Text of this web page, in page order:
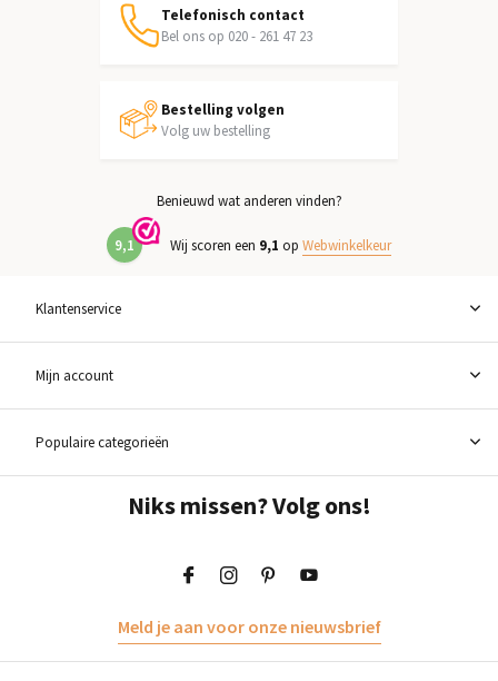
Telefonisch contact
Bel ons op 020 - 261 47 23
Bestelling volgen
Volg uw bestelling
Benieuwd wat anderen vinden?
9,1 Wij scoren een 9,1 op Webwinkelkeur
Klantenservice
Mijn account
Populaire categorieën
Niks missen? Volg ons!
Meld je aan voor onze nieuwsbrief